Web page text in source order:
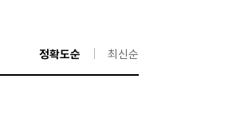
정확도순 최신순